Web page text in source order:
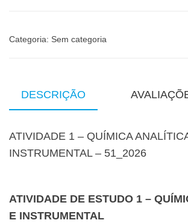
Categoria: Sem categoria
DESCRIÇÃO
ATIVIDADE 1 – QUÍMICA
INSTRUMENTAL – 51_2026
ATIVIDADE DE ESTUDO 1 –
E INSTRUMENTAL